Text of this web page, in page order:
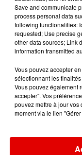
Save and communicate
process personal data
following functionalities:
requested; Use precise
other data sources; Link
information transmitted
Vous pouvez accepter
sélectionnant les
Vous pouvez également
accepter". Vos
pouvez mettre à jour vos
moment via le lien